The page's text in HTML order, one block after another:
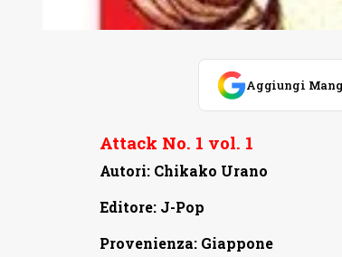
Aggiungi
Attack No. 1 vol. 1
Autori: Chikako Urano
Editore: J-Pop
Provenienza: Giappone